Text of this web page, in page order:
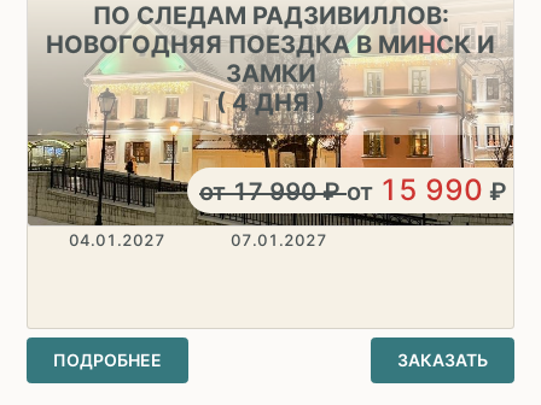
ПО СЛЕДАМ РАДЗИВИЛЛОВ:
НОВОГОДНЯЯ ПОЕЗДКА В МИНСК И
ЗАМКИ
( 4 ДНЯ )
от17 990₽от 15 990 ₽
04.01.2027 07.01.2027
ПОДРОБНЕЕ ЗАКАЗАТЬ